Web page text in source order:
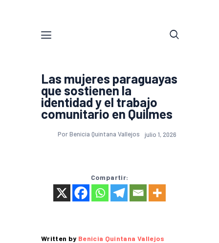
Las mujeres paraguayas
que sostienen la
identidad y el trabajo
comunitario en Quilmes
Por Benicia Quintana Vallejos julio 1, 2026
Compartir:
Written by Benicia Quintana Vallejos